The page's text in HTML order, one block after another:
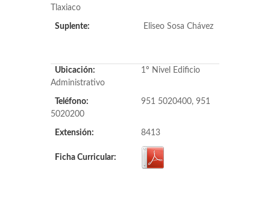
Tlaxiaco
Suplente: Eliseo Sosa Chávez
Ubicación:
1º Nivel Edificio
Administrativo
Teléfono:
951 5020400, 951
5020200
Extensión: 8413
Ficha Curricular: